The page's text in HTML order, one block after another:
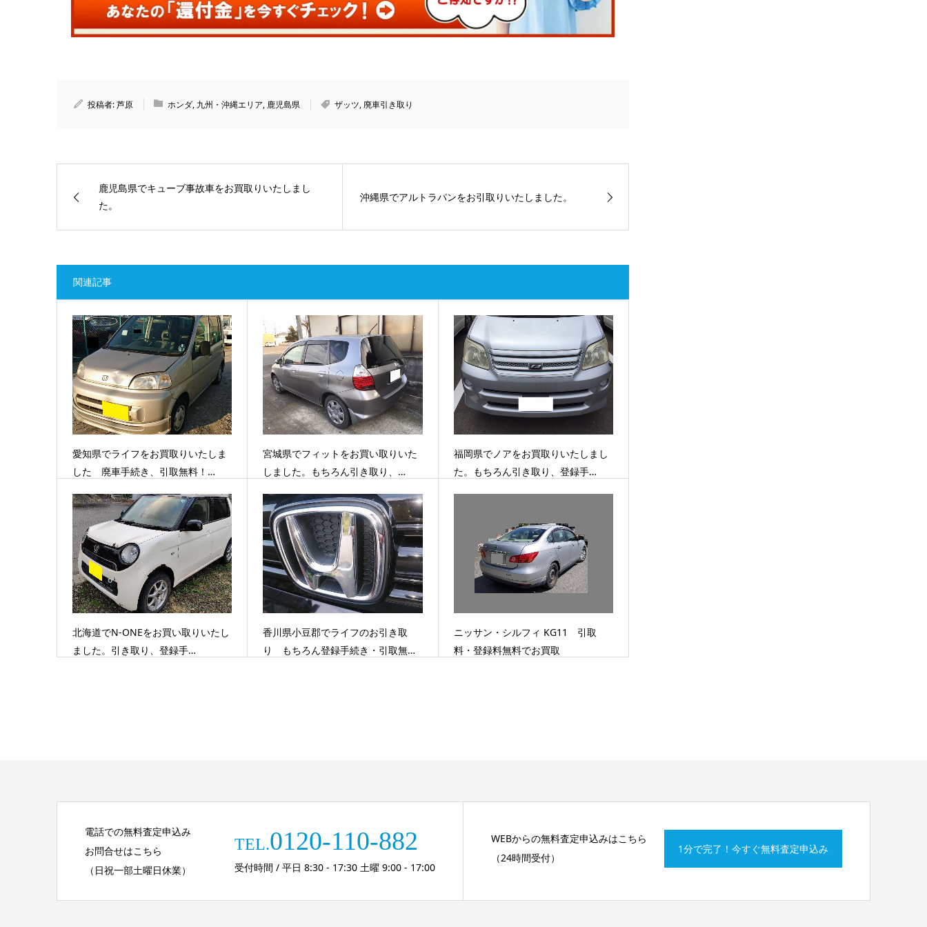
投稿者:芦原 ホンダ, 九州・沖縄エリア, 鹿児島県 ザッツ,廃車引き取り
鹿児島県でキューブ事故車をお買取りいたしまし
た。
沖縄県でアルトラパンをお引取りいたしました。
関連記事
愛知県でライフをお買取りいたしま
した 廃車手続き、引取無料！…
宮城県でフィットをお買い取りいた
しました。もちろん引き取り、…
福岡県でノアをお買取りいたしまし
た。もちろん引き取り、登録手…
北海道でN-ONEをお買い取りいたし
ました。引き取り、登録手…
香川県小豆郡でライフのお引き取
り もちろん登録手続き・引取無…
ニッサン・シルフィ KG11 引取
料・登録料無料でお買取
電話での無料査定申込み
お問合せはこちら
（日祝一部土曜日休業）
TEL.0120-110-882
受付時間 / 平日 8:30 - 17:30 土曜 9:00 - 17:00
WEBからの無料査定申込みはこちら
（24時間受付）
1分で完了！今すぐ無料査定申込み